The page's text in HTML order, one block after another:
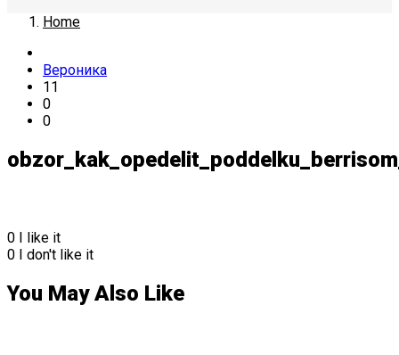
Home
Вероника
11
0
0
0 I like it
0 I don't like it
You May Also Like